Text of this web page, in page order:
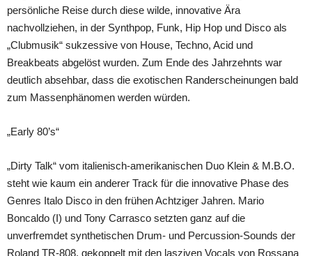
persönliche Reise durch diese wilde, innovative Ära
nachvollziehen, in der Synthpop, Funk, Hip Hop und Disco als
„Clubmusik“ sukzessive von House, Techno, Acid und
Breakbeats abgelöst wurden. Zum Ende des Jahrzehnts war
deutlich absehbar, dass die exotischen Randerscheinungen bald
zum Massenphänomen werden würden.
„Early 80’s“
„Dirty Talk“ vom italienisch-amerikanischen Duo Klein & M.B.O.
steht wie kaum ein anderer Track für die innovative Phase des
Genres Italo Disco in den frühen Achtziger Jahren. Mario
Boncaldo (I) und Tony Carrasco setzten ganz auf die
unverfremdet synthetischen Drum- und Percussion-Sounds der
Roland TR-808, gekoppelt mit den lasziven Vocals von Rossana